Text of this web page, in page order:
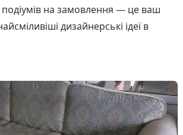
на замовлення — це ваш
дизайнерські ідеї в